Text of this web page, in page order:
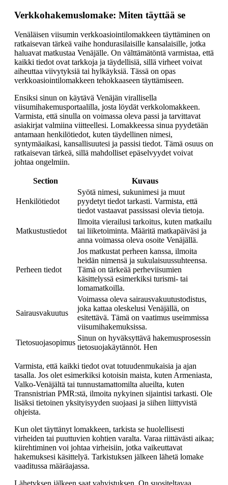
Verkkohakemuslomake: Miten täyttää se
Venäläisen viisumin verkkoasiointilomakkeen täyttäminen on
ratkaisevan tärkeä vaihe hondurasilaisille kansalaisille, jotka
haluavat matkustaa Venäjälle. On välttämätöntä varmistaa, että
kaikki tiedot ovat tarkkoja ja täydellisiä, sillä virheet voivat
aiheuttaa viivytyksiä tai hylkäyksiä. Tässä on opas
verkkoasiointilomakkeen tehokkaaseen täyttämiseen.
Ensiksi sinun on käytävä Venäjän virallisella
viisumihakemusportaalilla, josta löydät verkkolomakkeen.
Varmista, että sinulla on voimassa oleva passi ja tarvittavat
asiakirjat valmiina viitteellesi. Lomakkeessa sinua pyydetään
antamaan henkilötiedot, kuten täydellinen nimesi,
syntymäaikasi, kansallisuutesi ja passisi tiedot. Tämä osuus on
ratkaisevan tärkeä, sillä mahdolliset epäselvyydet voivat
johtaa ongelmiin.
Section Kuvaus
Henkilötiedot
Syötä nimesi, sukunimesi ja muut
pyydetyt tiedot tarkasti. Varmista, että
tiedot vastaavat passissasi olevia tietoja.
Matkustustiedot
Ilmoita vierailusi tarkoitus, kuten matkailu
tai liiketoiminta. Määritä matkapäiväsi ja
anna voimassa oleva osoite Venäjällä.
Perheen tiedot
Jos matkustat perheen kanssa, ilmoita
heidän nimensä ja sukulaisuussuhteensa.
Tämä on tärkeää perheviisumien
käsittelyssä esimerkiksi turismi- tai
lomamatkoilla.
Sairausvakuutus
Voimassa oleva sairausvakuutustodistus,
joka kattaa oleskelusi Venäjällä, on
esitettävä. Tämä on vaatimus useimmissa
viisumihakemuksissa.
Tietosuojasopimus
Sinun on hyväksyttävä hakemusprosessin
tietosuojakäytännöt. Hen
Varmista, että kaikki tiedot ovat totuudenmukaisia ja ajan
tasalla. Jos olet esimerkiksi kotoisin maista, kuten Armeniasta,
Valko-Venäjältä tai tunnustamattomilta alueilta, kuten
Transnistrian PMR:stä, ilmoita nykyinen sijaintisi tarkasti. Ole
lisäksi tietoinen yksityisyyden suojaasi ja siihen liittyvistä
ohjeista.
Kun olet täyttänyt lomakkeen, tarkista se huolellisesti
virheiden tai puuttuvien kohtien varalta. Varaa riittävästi aikaa;
kiirehtiminen voi johtaa virheisiin, jotka vaikeuttavat
hakemuksesi käsittelyä. Tarkistuksen jälkeen lähetä lomake
vaaditussa määräajassa.